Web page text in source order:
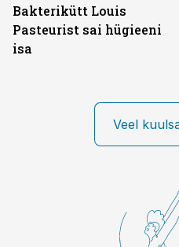
Bakterikütt Louis
Pasteurist sai hügieeni
isa
Veel